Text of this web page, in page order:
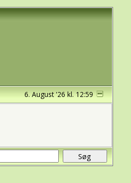
6. August '26 kl. 12:59